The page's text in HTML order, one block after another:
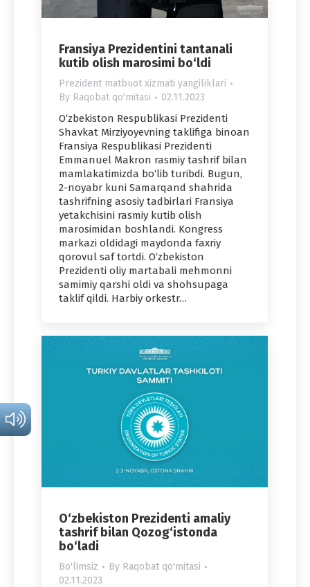
Fransiya Prezidentini tantanali
kutib olish marosimi bo‘ldi
Prezident matbuot xizmati yangiliklari
By Raqobat qo'mitasi 02.11.2023
O‘zbekiston Respublikasi Prezidenti
Shavkat Mirziyoyevning taklifiga binoan
Fransiya Respublikasi Prezidenti
Emmanuel Makron rasmiy tashrif bilan
mamlakatimizda bo‘lib turibdi. Bugun,
2-noyabr kuni Samarqand shahrida
tashrifning asosiy tadbirlari Fransiya
yetakchisini rasmiy kutib olish
marosimidan boshlandi. Kongress
markazi oldidagi maydonda faxriy
qorovul saf tortdi. O‘zbekiston
Prezidenti oliy martabali mehmonni
samimiy qarshi oldi va shohsupaga
taklif qildi. Harbiy orkestr…
O‘zbekiston Prezidenti amaliy
tashrif bilan Qozog‘istonda
bo‘ladi
Bo'limsiz By Raqobat qo'mitasi
02.11.2023